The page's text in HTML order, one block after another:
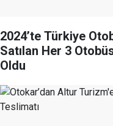
2024’te Türkiye
Satılan Her 3
Oldu